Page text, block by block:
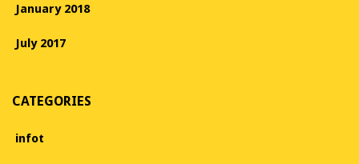
January 2018
July 2017
CATEGORIES
infot